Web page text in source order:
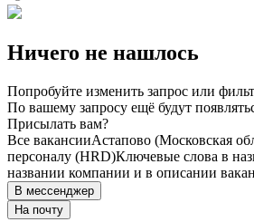
Ничего не нашлось
Попробуйте изменить запрос или
По вашему запросу ещё будут
Присылать вам?
Все вакансииАстапово (Московская
персоналу (HRD)Ключевые слова в
названии компании и в описании
В мессенджер
На почту